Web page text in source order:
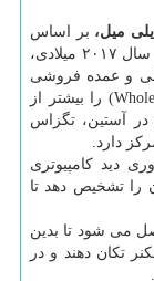
میل، بر اساس
و عمده فروشی
مواد غذایی "هول فودز ماركت"( Whole Foods Market) را بیشتر از
در آستین، تگزاس
دارد.
دید كامپیوتری
را تشخیص دهد تا
می شود تا بدین
تكان دهند و در